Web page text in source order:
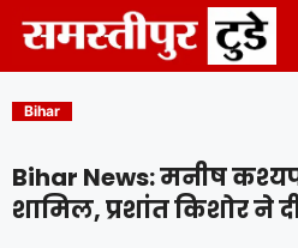
content
Bihar
Bihar News: मनीष
शामिल, प्रशांत किशोर ने